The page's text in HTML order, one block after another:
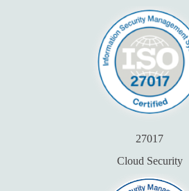
27017
Cloud Security